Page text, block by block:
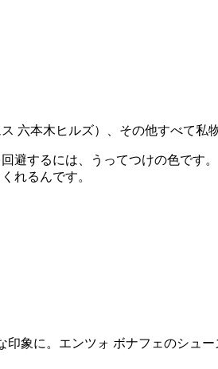
六本木ヒルズ）、その他すべて私
避するには、うってつけの色です
れるんです。
象に。エンツォ ボナフェのシュ